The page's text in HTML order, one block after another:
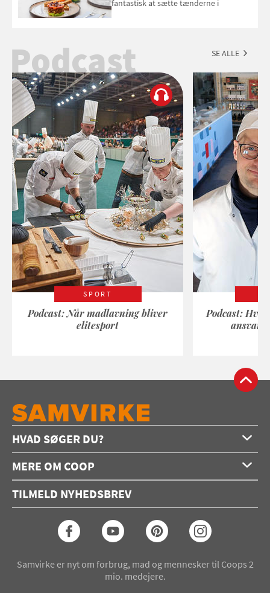
fantastisk at sætte tænderne i
Podcast SE ALLE
SPORT
Podcast: Når madlavning bliver
elitesport
Podcast:
HVAD SØGER DU?
Forside
Opskrifter
Konkurrencer
MERE OM COOP
Annoncering
Coop medlem
TILMELD NYHEDSBREV
Samvirke er nyt om forbrug, mad og mennesker til Coops 2
mio. medejere.